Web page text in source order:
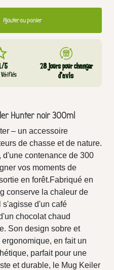
Ajouter au panier
5
Vérifiés
28 jours pour changer
d’avis
Hunter noir 300ml
– un accessoire
de chasse et de nature.
contenance de 300
vos moments de
en forêt.Fabriqué en
conserve la chaleur de
s'agisse d'un café
chocolat chaud
Son design sobre et
en fait un
parfait pour une
et durable, le Mug Keiler